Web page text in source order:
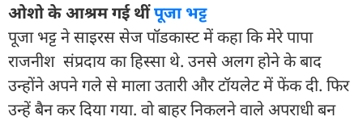
ओशो के आश्रम गई थींपूजा भट्ट
पूजा भट्ट ने साइरस सेज पॉडकास्ट में कहा कि मेरे पापा
राजनीश संप्रदाय का हिस्सा थे. उनसे अलग होने के बाद
उन्होंने अपने गले से माला उतारी और टॉयलेट में फेंक दी. फिर
उन्हें बैन कर दिया गया. वो बाहर निकलने वाले अपराधी बन